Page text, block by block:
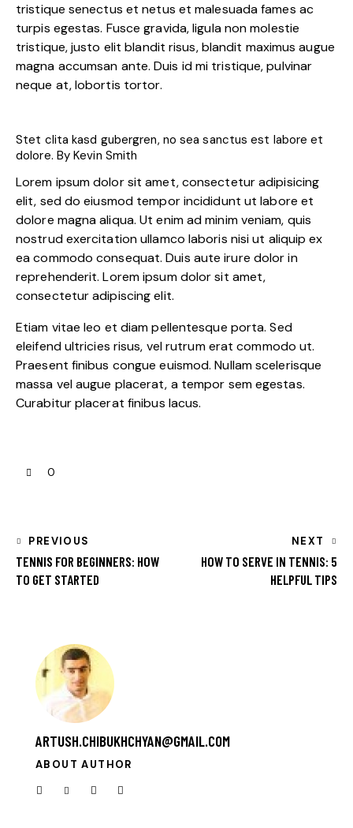
tristique senectus et netus et malesuada fames ac
turpis egestas. Fusce gravida, ligula non molestie
tristique, justo elit blandit risus, blandit maximus augue
magna accumsan ante. Duis id mi tristique, pulvinar
neque at, lobortis tortor.
Stet clita kasd gubergren, no sea sanctus est labore et
dolore. ByKevin Smith
Lorem ipsum dolor sit amet, consectetur adipisicing
elit, sed do eiusmod tempor incididunt ut labore et
dolore magna aliqua. Ut enim ad minim veniam, quis
nostrud exercitation ullamco laboris nisi ut aliquip ex
ea commodo consequat. Duis aute irure dolor in
reprehenderit. Lorem ipsum dolor sit amet,
consectetur adipiscing elit.
Etiam vitae leo et diam pellentesque porta. Sed
eleifend ultricies risus, vel rutrum erat commodo ut.
Praesent finibus congue euismod. Nullam scelerisque
massa vel augue placerat, a tempor sem egestas.
Curabitur placerat finibus lacus.
0
PREVIOUS
TENNIS FOR BEGINNERS: HOW
TO GET STARTED
NEXT
HOW TO SERVE IN TENNIS: 5
HELPFUL TIPS
ARTUSH.CHIBUKHCHYAN@GMAIL.COM
ABOUT AUTHOR